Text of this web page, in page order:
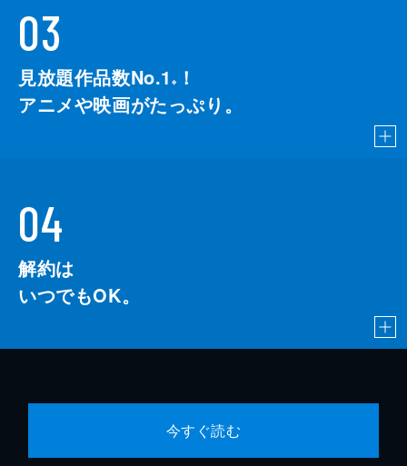
03
見放題作品数No.1 ※
！
アニメや映画がたっぷり。
04
解約は
いつでもOK。
今すぐ読む